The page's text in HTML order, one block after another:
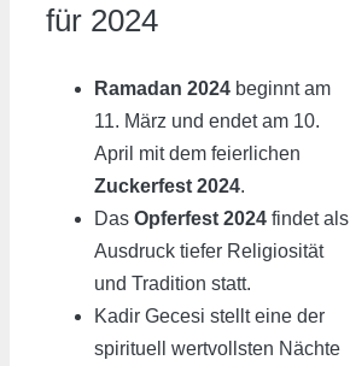
für 2024
Ramadan 2024 beginnt am
11. März und endet am 10.
April mit dem feierlichen
Zuckerfest 2024.
Das Opferfest 2024 findet als
Ausdruck tiefer Religiosität
und Tradition statt.
Kadir Gecesi stellt eine der
spirituell wertvollsten Nächte